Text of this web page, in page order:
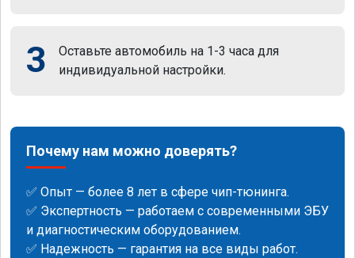
3
Оставьте автомобиль на 1-3 часа для
индивидуальной настройки.
Почему нам можно доверять?
✅ Опыт — более 8 лет в сфере чип-тюнинга.
✅ Экспертность — работаем с современными ЭБУ
и диагностическим оборудованием.
✅ Надежность — гарантия на все виды работ.